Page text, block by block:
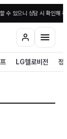
있으니 상담 시 확인해 주
LG헬로비전 정